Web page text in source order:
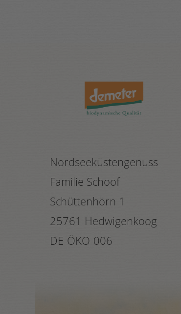
Nordseeküstengenuss
Familie Schoof
Schüttenhörn 1
25761 Hedwigenkoog
DE-ÖKO-006